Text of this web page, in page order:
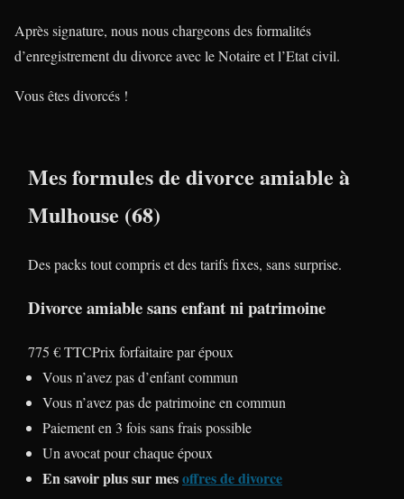
Après signature, nous nous chargeons des formalités
d’enregistrement du divorce avec le Notaire et l’Etat civil.
Vous êtes divorcés !
Mes formules de divorce amiable à
Mulhouse (68)
Des packs tout compris et des tarifs fixes, sans surprise.
Divorce amiable sans enfant ni patrimoine
775 € TTCPrix forfaitaire par époux
Vous n’avez pas d’enfant commun
Vous n’avez pas de patrimoine en commun
Paiement en 3 fois sans frais possible
Un avocat pour chaque époux
En savoir plus sur mesoffres de divorce